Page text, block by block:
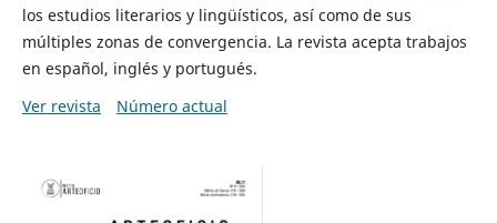
los estudios literarios y lingüísticos, así como de sus
múltiples zonas de convergencia. La revista acepta trabajos
en español, inglés y portugués.
Ver revista
Número actual